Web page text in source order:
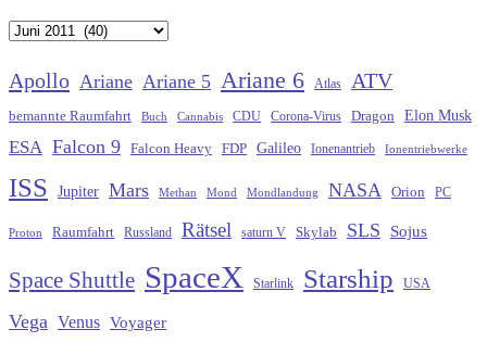
Archiv
Apollo Ariane Ariane 5 Ariane 6 Atlas ATV
bemannte Raumfahrt Buch Cannabis CDU Corona-Virus Dragon Elon Musk
ESA Falcon 9 Falcon Heavy FDP Galileo Ionenantrieb Ionentriebwerke
ISS Jupiter Mars Methan Mond Mondlandung NASA Orion PC
Proton Raumfahrt Russland Rätsel saturn V Skylab SLS Sojus
Space Shuttle SpaceX Starlink Starship USA
Vega Venus Voyager